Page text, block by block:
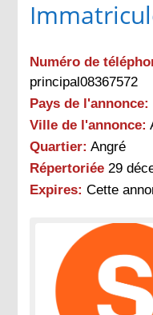
Numéro de
principal08367572
Pays de l'annonce:
Ville de l'annonce:
Quartier: Angré
Répertoriée 29
Expires: Cette